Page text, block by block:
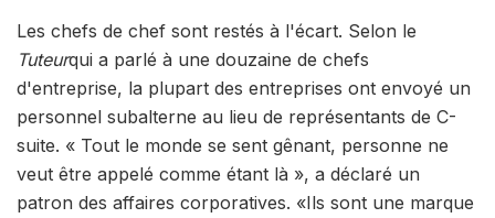
Les chefs de chef sont restés à l'écart. Selon le
Tuteurqui a parlé à une douzaine de chefs
d'entreprise, la plupart des entreprises ont envoyé un
personnel subalterne au lieu de représentants de C-
suite. « Tout le monde se sent gênant, personne ne
veut être appelé comme étant là », a déclaré un
patron des affaires corporatives. «Ils sont une marque